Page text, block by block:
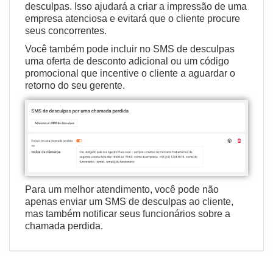
desculpas. Isso ajudará a criar a impressão de uma
empresa atenciosa e evitará que o cliente procure
seus concorrentes.
Você também pode incluir no SMS de desculpas
uma oferta de desconto adicional ou um código
promocional que incentive o cliente a aguardar o
retorno do seu gerente.
Para um melhor atendimento, você pode não
apenas enviar um SMS de desculpas ao cliente,
mas também notificar seus funcionários sobre a
chamada perdida.